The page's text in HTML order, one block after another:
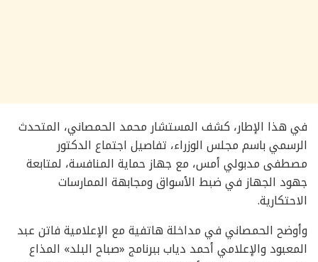
في هذا الإطار، كشف المستشار محمد الحمصاني، المتحدث
الرسمي باسم مجلس الوزراء، تفاصيل اجتماع الدكتور
مصطفى مدبولي أمس، مع جهاز حماية المنافسة، لمتابعة
جهود الجهاز في ضبط الأسواق ومجابهة الممارسات
الاحتكارية.
وأوضح الحمصاني في مداخلة هاتفية مع الإعلامية فاتن عبد
المعبود والإعلامي أحمد دياب ببرنامج «صباح البلد» المذاع